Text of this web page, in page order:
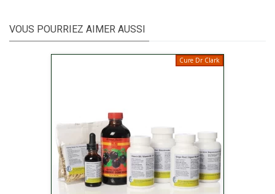
VOUS POURRIEZ AIMER AUSSI
Cure Dr Clark